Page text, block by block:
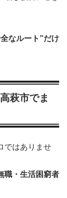
なルート”だけ
萩市でま
ではありませ
職・生活困窮者